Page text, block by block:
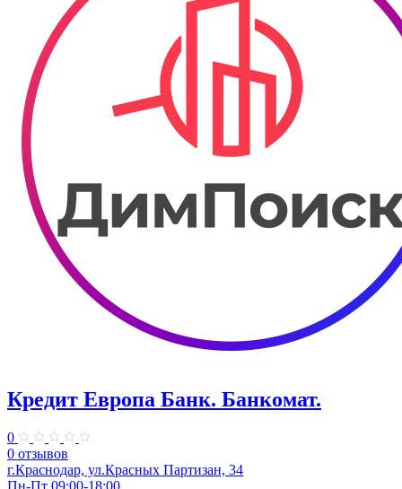
Кредит Европа Банк. Банкомат.
0
0 отзывов
г.Краснодар, ул.Красных Партизан, 34
Пн-Пт 09:00-18:00